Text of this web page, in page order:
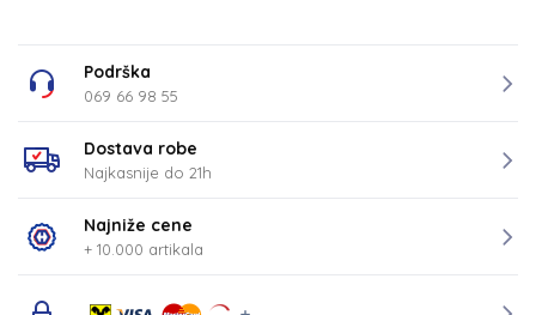
Podrška
069 66 98 55
Dostava robe
Najkasnije do 21h
Najniže cene
+ 10.000 artikala